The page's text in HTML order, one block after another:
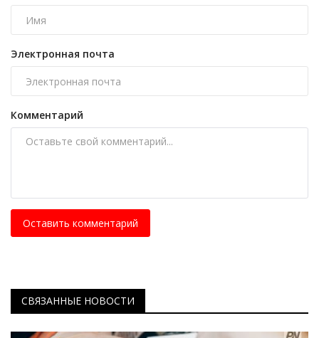
Электронная почта
Комментарий
Оставить комментарий
СВЯЗАННЫЕ НОВОСТИ